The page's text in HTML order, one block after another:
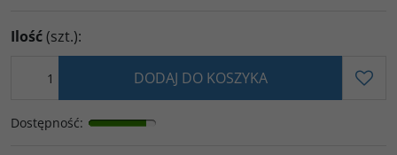
Ilość(szt.):
DODAJ DO KOSZYKA
Dostępność: